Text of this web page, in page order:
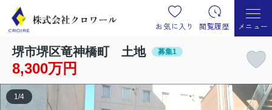
お気に入り 閲覧履歴 メニュー
堺市堺区竜神橋町 土地 募集1
8,300万円
1 /4